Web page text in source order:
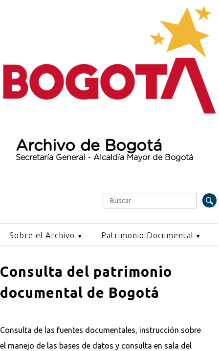
Archivo de Bogotá
Secretaría General - Alcaldía Mayor de Bogotá
Formulario de búsqueda
Buscar
Sobre el Archivo Patrimonio Documental
Consulta del patrimonio
documental de Bogotá
Consulta de las fuentes documentales, instrucción sobre
el manejo de las bases de datos y consulta en sala del